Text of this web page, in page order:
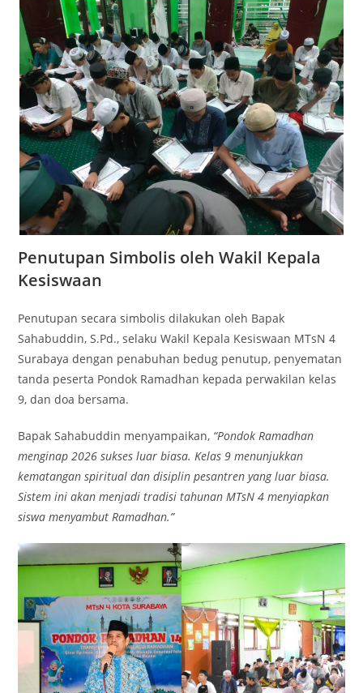
Penutupan Simbolis oleh Wakil Kepala
Kesiswaan
Penutupan secara simbolis dilakukan oleh Bapak
Sahabuddin, S.Pd., selaku Wakil Kepala Kesiswaan MTsN 4
Surabaya dengan penabuhan bedug penutup, penyematan
tanda peserta Pondok Ramadhan kepada perwakilan kelas
9, dan doa bersama.
Bapak Sahabuddin menyampaikan, “Pondok Ramadhan
menginap 2026 sukses luar biasa. Kelas 9 menunjukkan
kematangan spiritual dan disiplin pesantren yang luar biasa.
Sistem ini akan menjadi tradisi tahunan MTsN 4 menyiapkan
siswa menyambut Ramadhan.”